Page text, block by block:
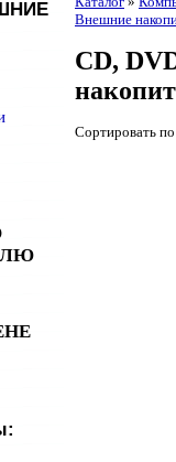
Внешние
CD,
Сортировать